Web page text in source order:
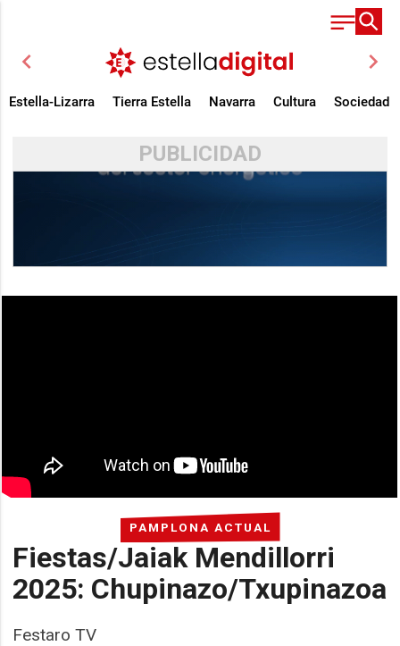
chevron_left chevron_right
Estella-Lizarra Tierra Estella Navarra Cultura Sociedad
PUBLICIDAD
PAMPLONA ACTUAL
Fiestas/Jaiak Mendillorri
2025: Chupinazo/Txupinazoa
Festaro TV